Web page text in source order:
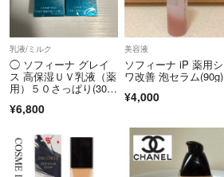
乳液/ミルク
◯ ソフィーナ グレイ
ス 高保湿ＵＶ乳液（薬
用）５０さっぱり(30m
¥6,800
美容液
ソフィーナ iP 薬用シ
ワ改善 泡セラム(90g)
¥4,000